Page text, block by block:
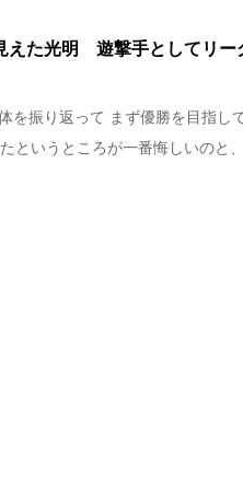
えた光明 遊撃手としてリー
を振り返って まず優勝を目指し
というところが一番悔しいのと